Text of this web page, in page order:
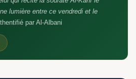
lumière entre ce vendredi et le
par Al-Albani